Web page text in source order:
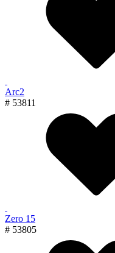
Arc2
# 53811
Zero 15
# 53805